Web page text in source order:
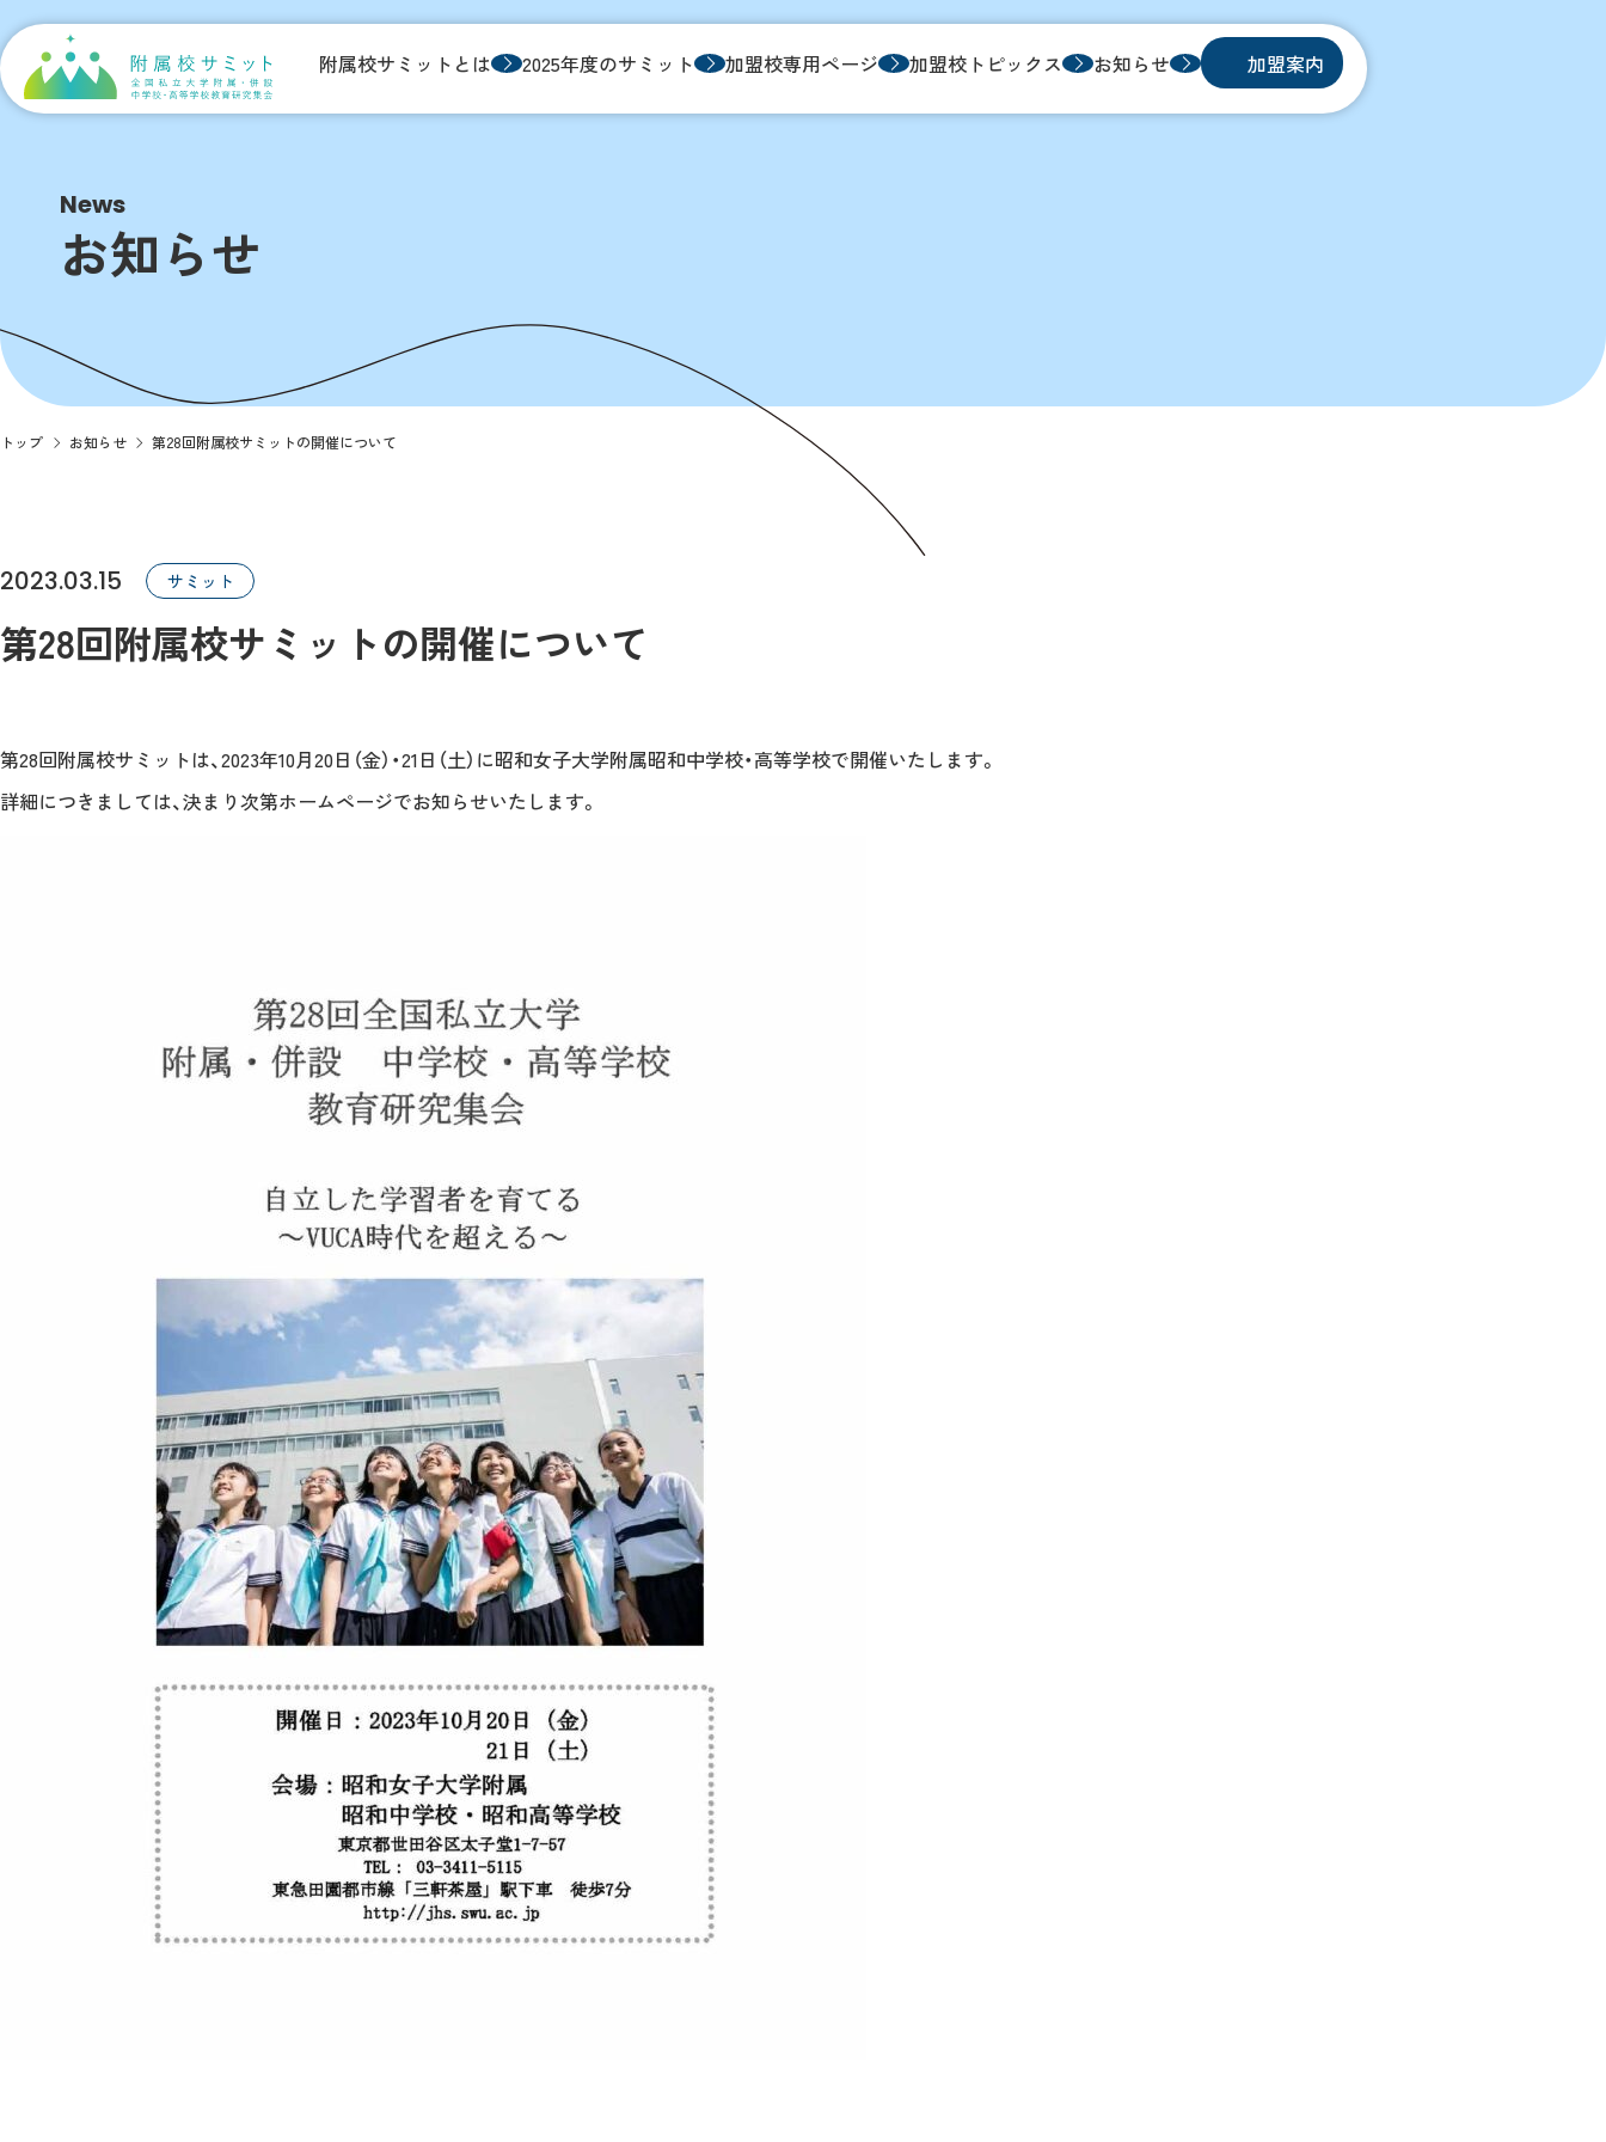
附属校サミットとは 2025年度のサミット 加盟校専用ページ 加盟校トピックス お知らせ 加盟案内
News
お知らせ
トップ お知らせ 第28回附属校サミットの開催について
2023.03.15 サミット
第28回附属校サミットの開催について
第28回附属校サミットは、2023年10月20日（金）・21日（土）に昭和女子大学附属昭和中学校・高等学校で開催いたします。
詳細につきましては、決まり次第ホームページでお知らせいたします。